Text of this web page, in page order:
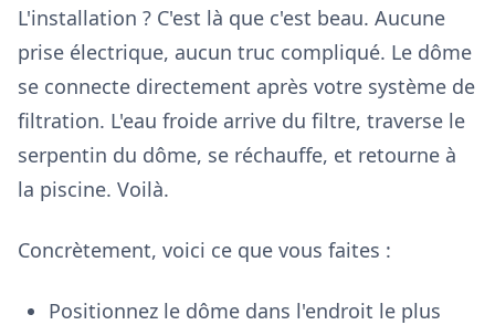
L'installation ? C'est là que c'est beau. Aucune
prise électrique, aucun truc compliqué. Le dôme
se connecte directement après votre système de
filtration. L'eau froide arrive du filtre, traverse le
serpentin du dôme, se réchauffe, et retourne à
la piscine. Voilà.
Concrètement, voici ce que vous faites :
Positionnez le dôme dans l'endroit le plus